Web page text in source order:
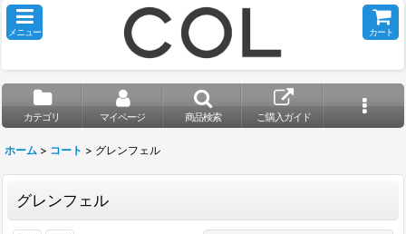
メニュー カート
カテゴリ マイページ 商品検索 ご購入ガイド
ホーム > コート > グレンフェル
グレンフェル